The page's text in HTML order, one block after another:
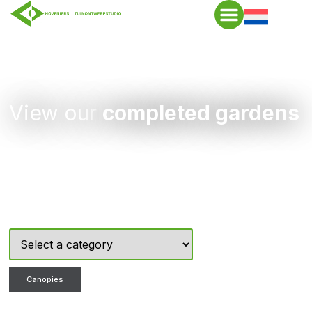
View our completed gardens
Canopies